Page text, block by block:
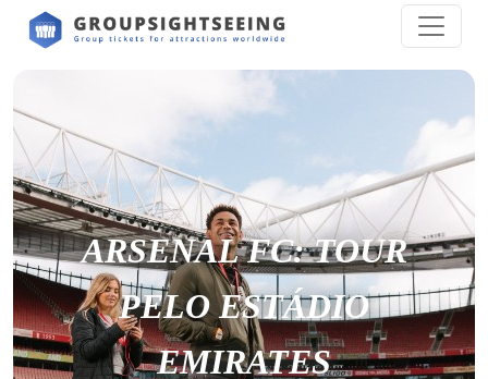
ARSENAL FC: TOUR
PELO ESTÁDIO
EMIRATES